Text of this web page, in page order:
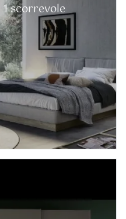
scorrevole